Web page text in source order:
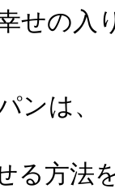
せの入
ンは、
る方法